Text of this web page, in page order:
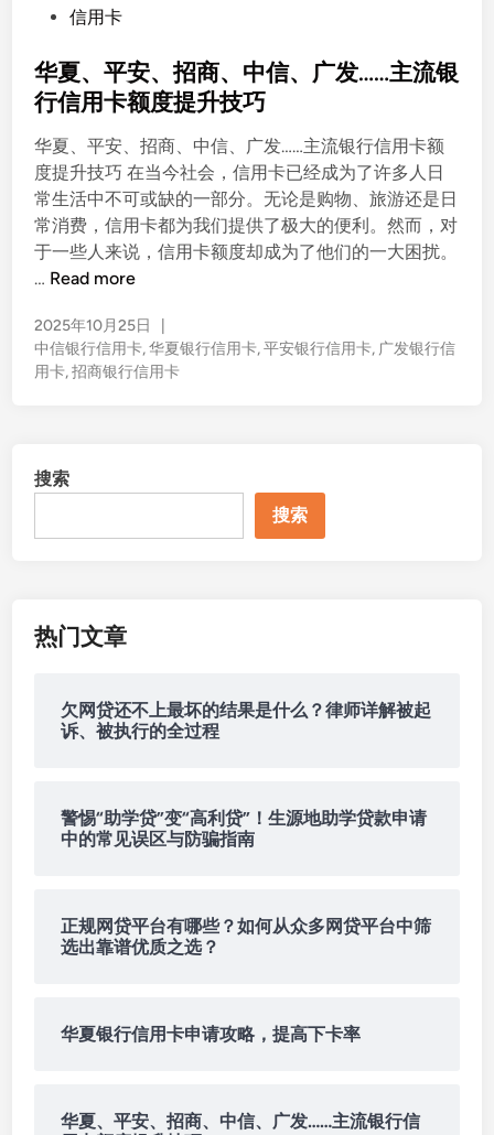
s
t
d
i
n
信用卡
华夏、平安、招商、中信、广发……主流银
行信用卡额度提升技巧
华夏、平安、招商、中信、广发……主流银行信用卡额
度提升技巧 在当今社会，信用卡已经成为了许多人日
常生活中不可或缺的一部分。无论是购物、旅游还是日
常消费，信用卡都为我们提供了极大的便利。然而，对
于一些人来说，信用卡额度却成为了他们的一大困扰。
… 华
、
平
安
、
信
发
…
主
流
信
用
提
Read more
2025年10月25日
中信银行信用卡,华夏银行信用卡,平安银行信用卡, 广发银行信
用卡,招商银行信用卡
搜索
搜索
热门文章
欠网贷还不上最坏的结果是什么？律师详解被起
诉、被执行的全过程
警惕“助学贷”变“高利贷”！生源地助学贷款申请
中的常见误区与防骗指南
正规网贷平台有哪些？如何从众多网贷平台中筛
选出靠谱优质之选？
华夏银行信用卡申请攻略，提高下卡率
华夏、平安、招商、中信、广发……主流银行信